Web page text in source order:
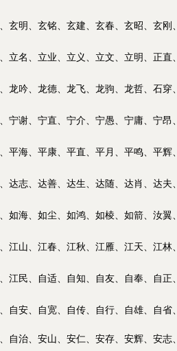
玄明、玄铭、玄建、玄春、玄昭、玄刚、
立名、立业、立义、立文、立明、正直、
龙吟、龙德、龙飞、龙驹、龙哲、石穿、
宁谢、宁直、宁介、宁愚、宁庸、宁昂、
平海、平康、平直、平月、平鸣、平辉、
达志、达善、达生、达随、达肖、达夫、
如海、如尘、如鸿、如棱、如箭、汝翼、
江山、江春、江秋、江雁、江天、江林、
江民、自适、自知、自友、自奉、自正、
自安、 自宽、自传、自行、自雄、自省、
自治、 安山、安仁、安存、安辉、安志、